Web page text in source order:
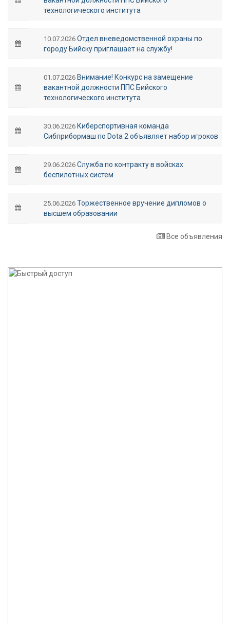
технологического института
10.07.2026 Отдел вневедомственной охраны по
городу Бийску приглашает на службу!
01.07.2026 Внимание! Конкурс на замещение
вакантной должности ППС Бийского
технологического института
30.06.2026 Киберспортивная команда
Сибприбормаш по Dota 2 объявляет набор игроков
29.06.2026 Служба по контракту в войсках
беспилотных систем
25.06.2026 Торжественное вручение дипломов о
высшем образовании
Все объявления